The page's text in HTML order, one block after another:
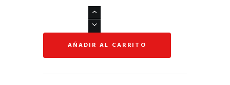
IMAGES
AÑADIR AL CARRITO